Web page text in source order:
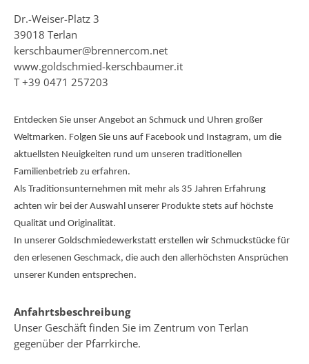
Dr.-Weiser-Platz 3
39018 Terlan
kerschbaumer@brennercom.net
www.goldschmied-kerschbaumer.it
T +39 0471 257203
Entdecken Sie unser Angebot an Schmuck und Uhren großer
Weltmarken. Folgen Sie uns auf Facebook und Instagram, um die
aktuellsten Neuigkeiten rund um unseren traditionellen
Familienbetrieb zu erfahren.
Als Traditionsunternehmen mit mehr als 35 Jahren Erfahrung
achten wir bei der Auswahl unserer Produkte stets auf höchste
Qualität und Originalität.
In unserer Goldschmiedewerkstatt erstellen wir Schmuckstücke für
den erlesenen Geschmack, die auch den allerhöchsten Ansprüchen
unserer Kunden entsprechen.
Anfahrtsbeschreibung
Unser Geschäft finden Sie im Zentrum von Terlan
gegenüber der Pfarrkirche.